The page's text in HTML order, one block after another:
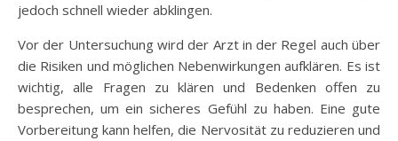
jedoch schnell wieder abklingen.
Vor der Untersuchung wird der Arzt in der Regel auch über
die Risiken und möglichen Nebenwirkungen aufklären. Es ist
wichtig, alle Fragen zu klären und Bedenken offen zu
besprechen, um ein sicheres Gefühl zu haben. Eine gute
Vorbereitung kann helfen, die Nervosität zu reduzieren und